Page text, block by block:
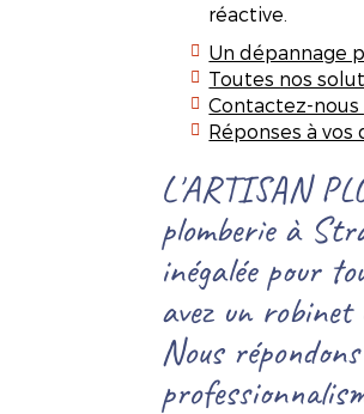
réactive.
Un dépannage
Toutes nos
Contactez-
Réponses à
L'ARTISAN
plomberie à
inégalée pour
avez un
Nous